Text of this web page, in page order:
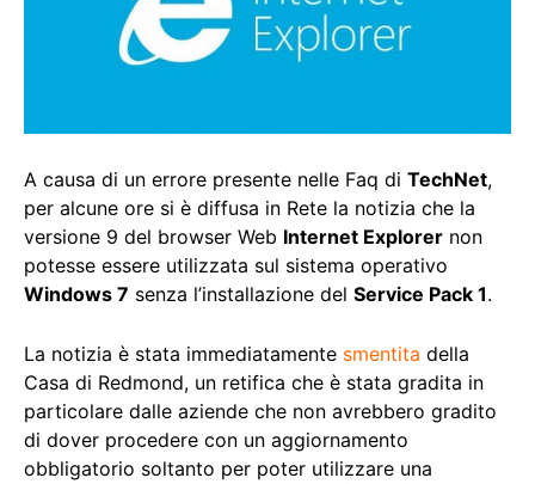
A causa di un errore presente nelle Faq di TechNet,
per alcune ore si è diffusa in Rete la notizia che la
versione 9 del browser Web Internet Explorer non
potesse essere utilizzata sul sistema operativo
Windows 7 senza l’installazione del Service Pack 1.
La notizia è stata immediatamente smentita della
Casa di Redmond, un retifica che è stata gradita in
particolare dalle aziende che non avrebbero gradito
di dover procedere con un aggiornamento
obbligatorio soltanto per poter utilizzare una